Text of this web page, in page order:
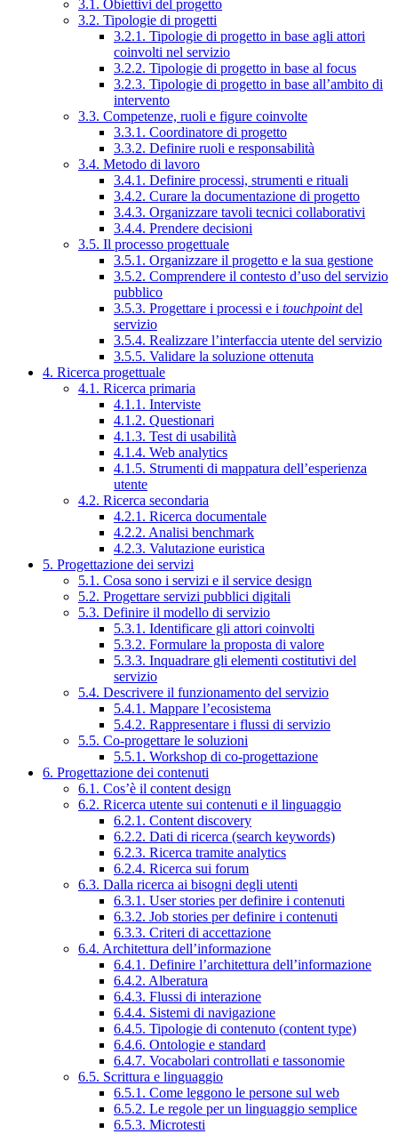
3.1. Obiettivi del progetto
3.2. Tipologie di progetti
3.2.1. Tipologie di progetto in base agli attori
coinvolti nel servizio
3.2.2. Tipologie di progetto in base al focus
3.2.3. Tipologie di progetto in base all’ambito di
intervento
3.3. Competenze, ruoli e figure coinvolte
3.3.1. Coordinatore di progetto
3.3.2. Definire ruoli e responsabilità
3.4. Metodo di lavoro
3.4.1. Definire processi, strumenti e rituali
3.4.2. Curare la documentazione di progetto
3.4.3. Organizzare tavoli tecnici collaborativi
3.4.4. Prendere decisioni
3.5. Il processo progettuale
3.5.1. Organizzare il progetto e la sua gestione
3.5.2. Comprendere il contesto d’uso del servizio
pubblico
3.5.3. Progettare i processi e i touchpointdel
servizio
3.5.4. Realizzare l’interfaccia utente del servizio
3.5.5. Validare la soluzione ottenuta
4. Ricerca progettuale
4.1. Ricerca primaria
4.1.1. Interviste
4.1.2. Questionari
4.1.3. Test di usabilità
4.1.4. Web analytics
4.1.5. Strumenti di mappatura dell’esperienza
utente
4.2. Ricerca secondaria
4.2.1. Ricerca documentale
4.2.2. Analisi benchmark
4.2.3. Valutazione euristica
5. Progettazione dei servizi
5.1. Cosa sono i servizi e il service design
5.2. Progettare servizi pubblici digitali
5.3. Definire il modello di servizio
5.3.1. Identificare gli attori coinvolti
5.3.2. Formulare la proposta di valore
5.3.3. Inquadrare gli elementi costitutivi del
servizio
5.4. Descrivere il funzionamento del servizio
5.4.1. Mappare l’ecosistema
5.4.2. Rappresentare i flussi di servizio
5.5. Co-progettare le soluzioni
5.5.1. Workshop di co-progettazione
6. Progettazione dei contenuti
6.1. Cos’è il content design
6.2. Ricerca utente sui contenuti e il linguaggio
6.2.1. Content discovery
6.2.2. Dati di ricerca (search keywords)
6.2.3. Ricerca tramite analytics
6.2.4. Ricerca sui forum
6.3. Dalla ricerca ai bisogni degli utenti
6.3.1. User stories per definire i contenuti
6.3.2. Job stories per definire i contenuti
6.3.3. Criteri di accettazione
6.4. Architettura dell’informazione
6.4.1. Definire l’architettura dell’informazione
6.4.2. Alberatura
6.4.3. Flussi di interazione
6.4.4. Sistemi di navigazione
6.4.5. Tipologie di contenuto (content type)
6.4.6. Ontologie e standard
6.4.7. Vocabolari controllati e tassonomie
6.5. Scrittura e linguaggio
6.5.1. Come leggono le persone sul web
6.5.2. Le regole per un linguaggio semplice
6.5.3. Microtesti